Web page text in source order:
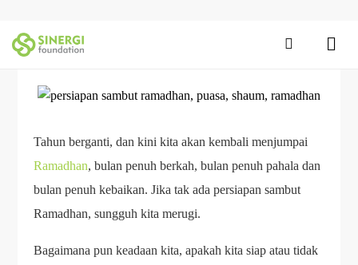
Tahun berganti, dan kini kita akan kembali menjumpai
Ramadhan, bulan penuh berkah, bulan penuh pahala dan
bulan penuh kebaikan. Jika tak ada persiapan sambut
Ramadhan, sungguh kita merugi.
Bagaimana pun keadaan kita, apakah kita siap atau tidak